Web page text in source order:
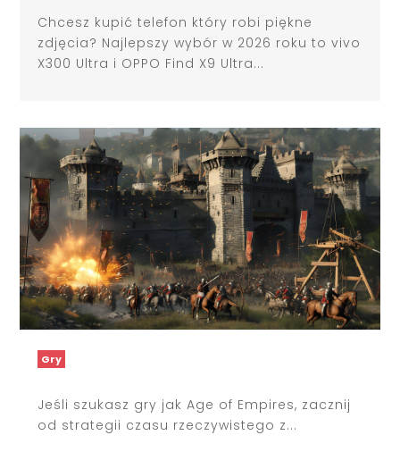
Chcesz kupić telefon który robi piękne
zdjęcia? Najlepszy wybór w 2026 roku to vivo
X300 Ultra i OPPO Find X9 Ultra...
Gry
Jeśli szukasz gry jak Age of Empires, zacznij
od strategii czasu rzeczywistego z...